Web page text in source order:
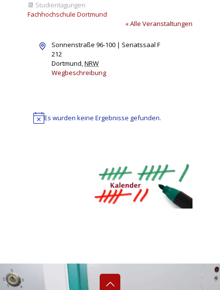
📆 Studientagungen
Fachhochschule Dortmund
« Alle Veranstaltungen
AdresseSonnenstraße 96-100 | Senatssaal F
212
Dortmund,NRW
Wegbeschreibung
HinweisEs wurden keine Ergebnisse gefunden.
Datum